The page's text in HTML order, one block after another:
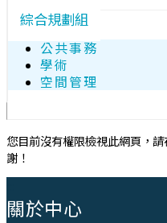
綜合規劃組
公共事務
學術
空間管理
您目前沒有權限檢視此網頁，
謝！
關於中心